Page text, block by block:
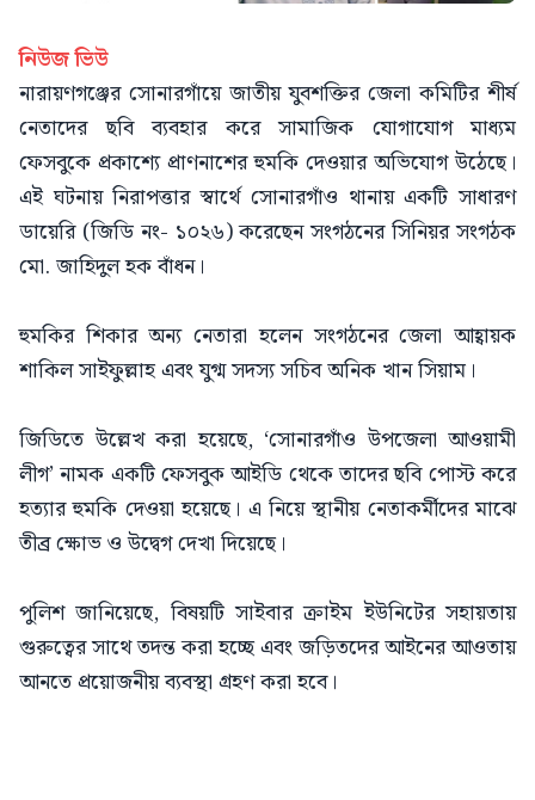
নিউজ ভিউ
নারায়ণগঞ্জের সোনারগাঁয়ে জাতীয় যুবশক্তির জেলা কমিটির শীর্ষ
নেতাদের ছবি ব্যবহার করে সামাজিক যোগাযোগ মাধ্যম
ফেসবুকে প্রকাশ্যে প্রাণনাশের হুমকি দেওয়ার অভিযোগ উঠেছে।
এই ঘটনায় নিরাপত্তার স্বার্থে সোনারগাঁও থানায় একটি সাধারণ
ডায়েরি (জিডি নং- ১০২৬) করেছেন সংগঠনের সিনিয়র সংগঠক
মো. জাহিদুল হক বাঁধন।
হুমকির শিকার অন্য নেতারা হলেন সংগঠনের জেলা আহ্বায়ক
শাকিল সাইফুল্লাহ এবং যুগ্ম সদস্য সচিব অনিক খান সিয়াম।
জিডিতে উল্লেখ করা হয়েছে, ‘সোনারগাঁও উপজেলা আওয়ামী
লীগ’ নামক একটি ফেসবুক আইডি থেকে তাদের ছবি পোস্ট করে
হত্যার হুমকি দেওয়া হয়েছে। এ নিয়ে স্থানীয় নেতাকর্মীদের মাঝে
তীব্র ক্ষোভ ও উদ্বেগ দেখা দিয়েছে।
পুলিশ জানিয়েছে, বিষয়টি সাইবার ক্রাইম ইউনিটের সহায়তায়
গুরুত্বের সাথে তদন্ত করা হচ্ছে এবং জড়িতদের আইনের আওতায়
আনতে প্রয়োজনীয় ব্যবস্থা গ্রহণ করা হবে।